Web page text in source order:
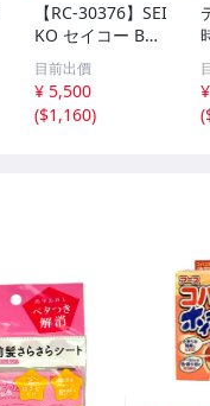
【RC-30376】SEI
KO セイコー BC1
10G 壁掛け時計
からくり時計 Wa
ve Symphony ウ
ェーブシンフォニ
目前出價
¥ 5,500
($1,160)
(